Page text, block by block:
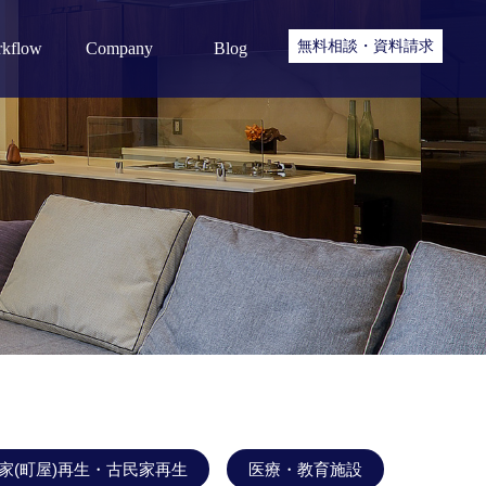
リフォーム・リノベーション
Booking.com
Q＆A
Company
私たちの取り組み
Blog
現場ブログ
無料相談・資料請求
(町屋)再生・古民家再生 医療・教育施設